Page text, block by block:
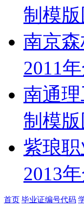
制模版
南京
2011
南通
制模版
紫琅
2013
首页 毕业证编号代码